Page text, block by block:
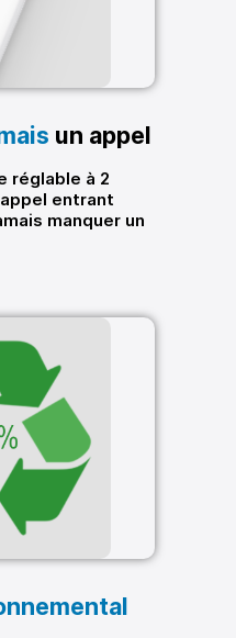
un appel
réglable à 2
entrant
manquer un